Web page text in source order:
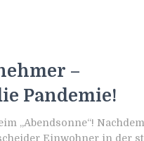
–
Pandemie!
„Abendsonne“!
Einwohner in der